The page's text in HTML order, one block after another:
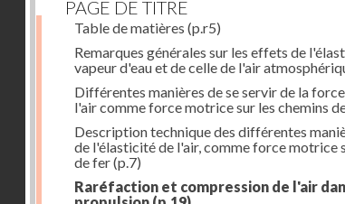
PAGE DE TITRE
Table de matières (p.r5)
Remarques générales sur les effets de
vapeur d'eau et de celle de l'air
Différentes manières de se servir de la
l'air comme force motrice sur les chemins
Description technique des différentes
de l'élasticité de l'air, comme force motrice
de fer(p.7)
Raréfaction et compression de l'air